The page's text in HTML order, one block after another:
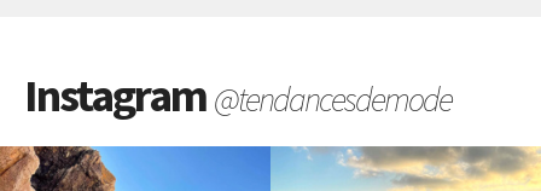
Instagram@tendancesdemode